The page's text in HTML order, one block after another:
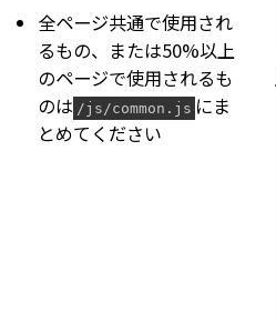
全ページ共通で使用され
るもの、または50%以上
のページで使用されるも
のは /js/common.js にま
とめてください